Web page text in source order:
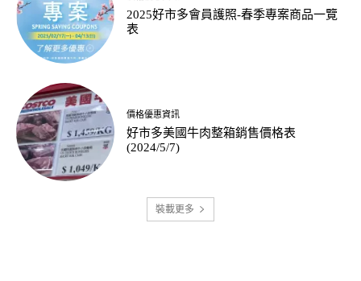
2025好市多會員護照-春季專案商品一覽
表
價格優惠資訊
好市多美國牛肉整箱銷售價格表
(2024/5/7)
裝載更多